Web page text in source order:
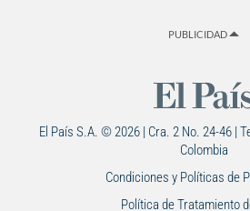
PUBLICIDAD
El País S.A. © 2026 | Cra. 2 No. 24-46 |
Colombia
Condiciones y Políticas de
Política de Tratamiento